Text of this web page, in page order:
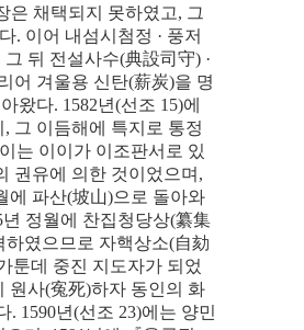
은 채택되지 못하였고, 그
. 이어 내섬시첨정 · 풍저
그 뒤 전설사수(典設司守) ·
어 겨울용 신탄(薪炭)을 명
왔다. 1582년(선조 15)에
, 그 이듬해에 특지로 통정
이는 이이가 이조판서로 있
권유에 의한 것이었으며 ,
에 파산(坡山)으로 돌아와
년 정월에 찬집청당상(纂集
하였으므로 자핵상소(自劾
툰데 중진 지도자가 되었
원사(寃死)하자 동인의 화
. 1590년(선조 23)에는 양민